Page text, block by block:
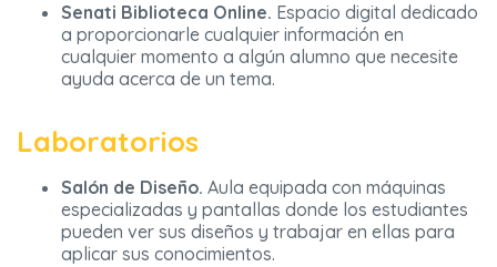
Senati Biblioteca Online. Espacio digital dedicado
a proporcionarle cualquier información en
cualquier momento a algún alumno que necesite
ayuda acerca de un tema.
Laboratorios
Salón de Diseño. Aula equipada con máquinas
especializadas y pantallas donde los estudiantes
pueden ver sus diseños y trabajar en ellas para
aplicar sus conocimientos.